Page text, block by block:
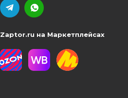
Zaptor.ru на Маркетплейсах